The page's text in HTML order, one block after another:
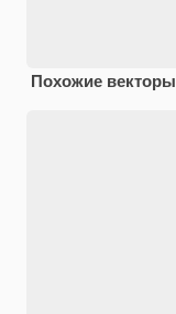
Похожие векторы